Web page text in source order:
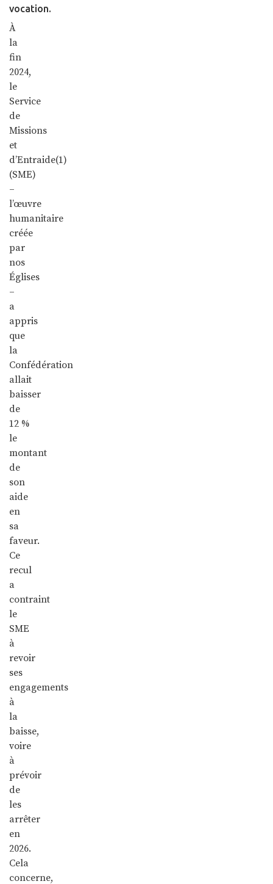
vocation.
À
la
fin
2024,
le
Service
de
Missions
et
d’Entraide(1)
(SME)
–
l’œuvre
humanitaire
créée
par
nos
Églises
–
a
appris
que
la
Confédération
allait
baisser
de
12 %
le
montant
de
son
aide
en
sa
faveur.
Ce
recul
a
contraint
le
SME
à
revoir
ses
engagements
à
la
baisse,
voire
à
prévoir
de
les
arrêter
en
2026.
Cela
concerne,